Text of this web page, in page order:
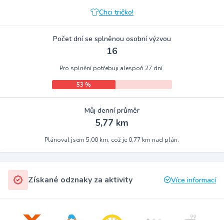
Chci tričko!
Počet dní se splněnou osobní výzvou
16
Pro splnění potřebuji alespoň 27 dní.
53 %
Můj denní průměr
5,77 km
Plánoval jsem 5,00 km, což je 0,77 km nad plán.
Získané odznaky za aktivity Více informací